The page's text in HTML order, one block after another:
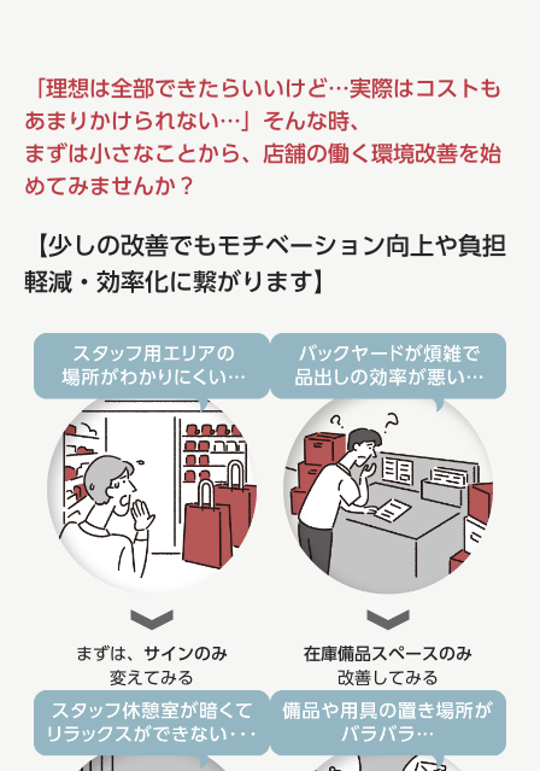
「理想は全部できたらいいけど…実際はコストも
あまりかけられない…」そんな時、
まずは小さなことから、店舗の働く環境改善を始
めてみませんか？
【少しの改善でもモチベーション向上や負担
軽減・効率化に繋がります】
まずは、 サインのみ
変えてみる
在庫備品スペースのみ
改善してみる